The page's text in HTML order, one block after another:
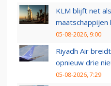
KLM blijft net
05-08-2026, 9:00
Riyadh Air
opnieuw drie
05-08-2026, 7:29